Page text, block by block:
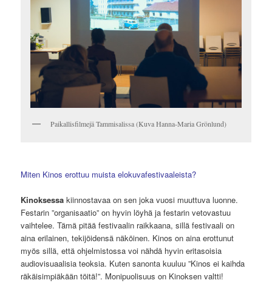
Paikallisfilmejä Tammisalissa (Kuva Hanna-Maria Grönlund)
Miten Kinos erottuu muista elokuvafestivaaleista?
Kinoksessa kiinnostavaa on sen joka vuosi muuttuva luonne.
Festarin ”organisaatio” on hyvin löyhä ja festarin vetovastuu
vaihtelee. Tämä pitää festivaalin raikkaana, sillä festivaali on
aina erilainen, tekijöidensä näköinen. Kinos on aina erottunut
myös sillä, että ohjelmistossa voi nähdä hyvin eritasoisia
audiovisuaalisia teoksia. Kuten sanonta kuuluu ”Kinos ei kaihda
räkäisimpiäkään töitä!”. Monipuolisuus on Kinoksen valtti!